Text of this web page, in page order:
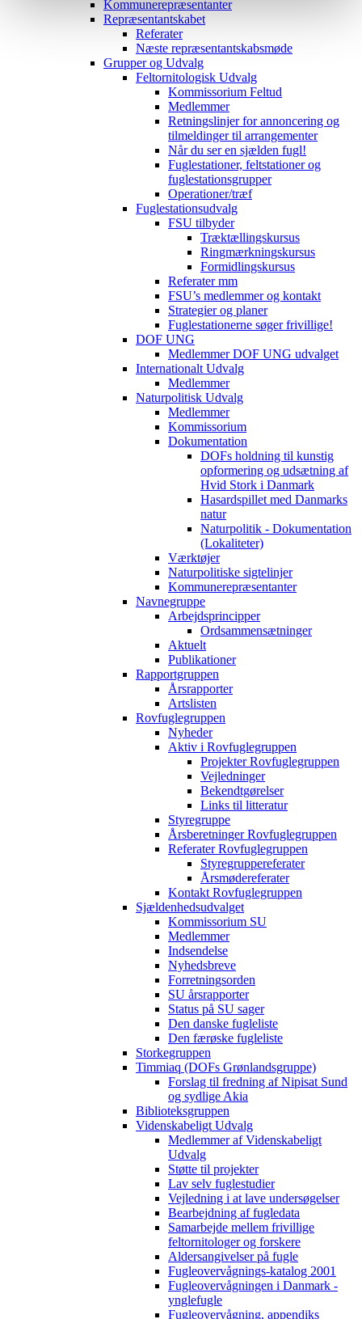
Kommunerepræsentanter
Repræsentantskabet
Referater
Næste repræsentantskabsmøde
Grupper og Udvalg
Feltornitologisk Udvalg
Kommissorium Feltud
Medlemmer
Retningslinjer for annoncering og
tilmeldinger til arrangementer
Når du ser en sjælden fugl!
Fuglestationer, feltstationer og
fuglestationsgrupper
Operationer/træf
Fuglestationsudvalg
FSU tilbyder
Træktællingskursus
Ringmærkningskursus
Formidlingskursus
Referater mm
FSU’s medlemmer og kontakt
Strategier og planer
Fuglestationerne søger frivillige!
DOF UNG
Medlemmer DOF UNG udvalget
Internationalt Udvalg
Medlemmer
Naturpolitisk Udvalg
Medlemmer
Kommissorium
Dokumentation
DOFs holdning til kunstig
opformering og udsætning af
Hvid Stork i Danmark
Hasardspillet med Danmarks
natur
Naturpolitik - Dokumentation
(Lokaliteter)
Værktøjer
Naturpolitiske sigtelinjer
Kommunerepræsentanter
Navnegruppe
Arbejdsprincipper
Ordsammensætninger
Aktuelt
Publikationer
Rapportgruppen
Årsrapporter
Artslisten
Rovfuglegruppen
Nyheder
Aktiv i Rovfuglegruppen
Projekter Rovfuglegruppen
Vejledninger
Bekendtgørelser
Links til litteratur
Styregruppe
Årsberetninger Rovfuglegruppen
Referater Rovfuglegruppen
Styregruppereferater
Årsmødereferater
Kontakt Rovfuglegruppen
Sjældenhedsudvalget
Kommissorium SU
Medlemmer
Indsendelse
Nyhedsbreve
Forretningsorden
SU årsrapporter
Status på SU sager
Den danske fugleliste
Den færøske fugleliste
Storkegruppen
Timmiaq (DOFs Grønlandsgruppe)
Forslag til fredning af Nipisat Sund
og sydlige Akia
Biblioteksgruppen
Videnskabeligt Udvalg
Medlemmer af Videnskabeligt
Udvalg
Støtte til projekter
Lav selv fuglestudier
Vejledning i at lave undersøgelser
Bearbejdning af fugledata
Samarbejde mellem frivillige
feltornitologer og forskere
Aldersangivelser på fugle
Fugleovervågnings-katalog 2001
Fugleovervågningen i Danmark -
ynglefugle
Fugleovervågning, appendiks